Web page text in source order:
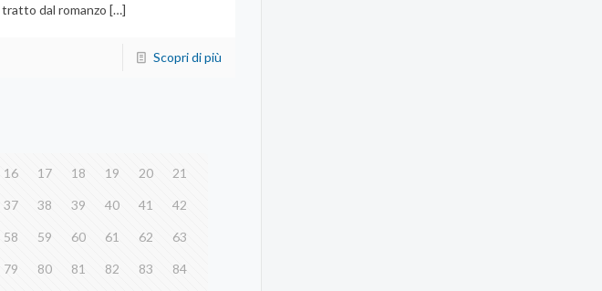
tratto dal romanzo […]
Scopri di più
16 17 18 19 20 21
37 38 39 40 41 42
58 59 60 61 62 63
79 80 81 82 83 84